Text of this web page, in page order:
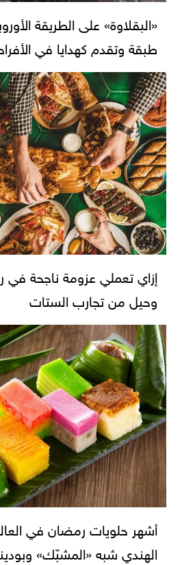
طبقة وتقدم كهدايا في
إزاي تعملي عزومة ناجحة
وحيل من تجارب الستات
أشهر حلويات رمضان في
الهندي شبه «المشبّك»